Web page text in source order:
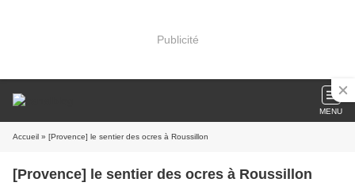
Publicité
MENU
Accueil » [Provence] le sentier des ocres à Roussillon
[Provence] le sentier des ocres à Roussillon